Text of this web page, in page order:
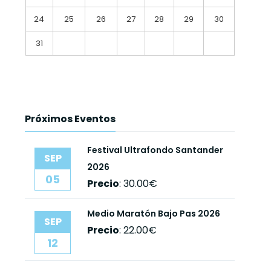
24 25 26 27 28 29 30
31
Próximos Eventos
SEP
05
Festival Ultrafondo Santander
2026
Precio: 30.00€
SEP
12
Medio Maratón Bajo Pas 2026
Precio: 22.00€